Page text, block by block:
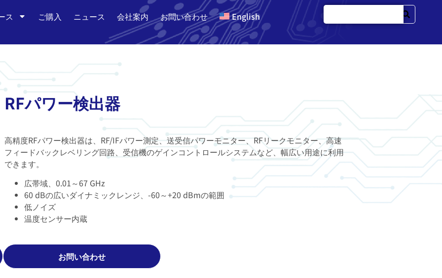
ス ご購入 ニュース 会社案内 お問い合わせ English
RFパワー検出器
高精度RFパワー検出器は、RF/IFパワー測定、送受信パワーモニター、RFリークモニター、高速
フィードバックレベリング回路、受信機のゲインコントロールシステムなど、幅広い用途に利用
できます。
広帯域、0.01～67 GHz
60 dBの広いダイナミックレンジ、-60～+20 dBmの範囲
低ノイズ
温度センサー内蔵
お問い合わせ